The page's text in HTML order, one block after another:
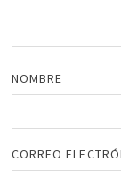
NOMBRE
CORREO